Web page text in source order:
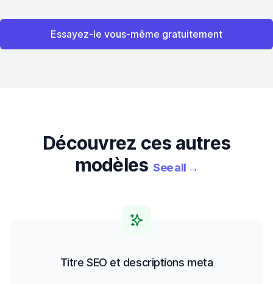
Essayez-le vous-même gratuitement
Découvrez ces autres
modèles See all →
Titre SEO et descriptions meta